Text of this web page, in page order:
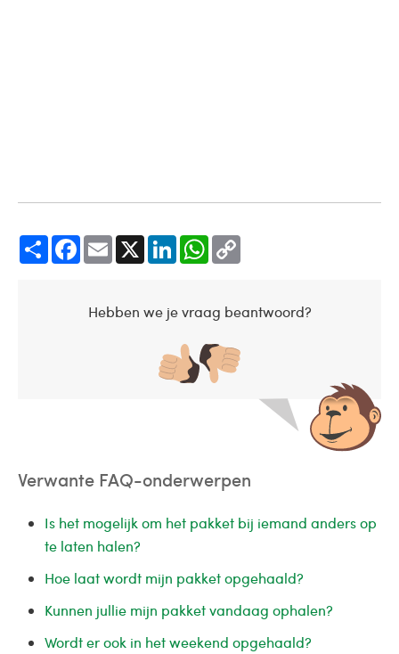
Share Facebook Email LinkedIn WhatsApp
Hebben we je vraag beantwoord?
Verwante FAQ-onderwerpen
Is het mogelijk om het pakket bij iemand anders op
te laten halen?
Hoe laat wordt mijn pakket opgehaald?
Kunnen jullie mijn pakket vandaag ophalen?
Wordt er ook in het weekend opgehaald?